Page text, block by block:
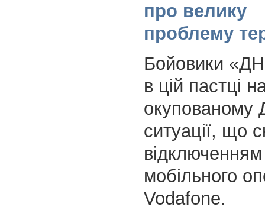
про велику
проблему
Бойовики
в цій пастці
окупованому
ситуації, що
мобільного
Vodafone.